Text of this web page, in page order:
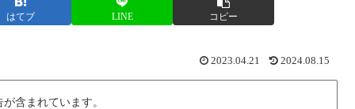
はてブ LINE コピー
2023.04.21 2024.08.15
含まれています。